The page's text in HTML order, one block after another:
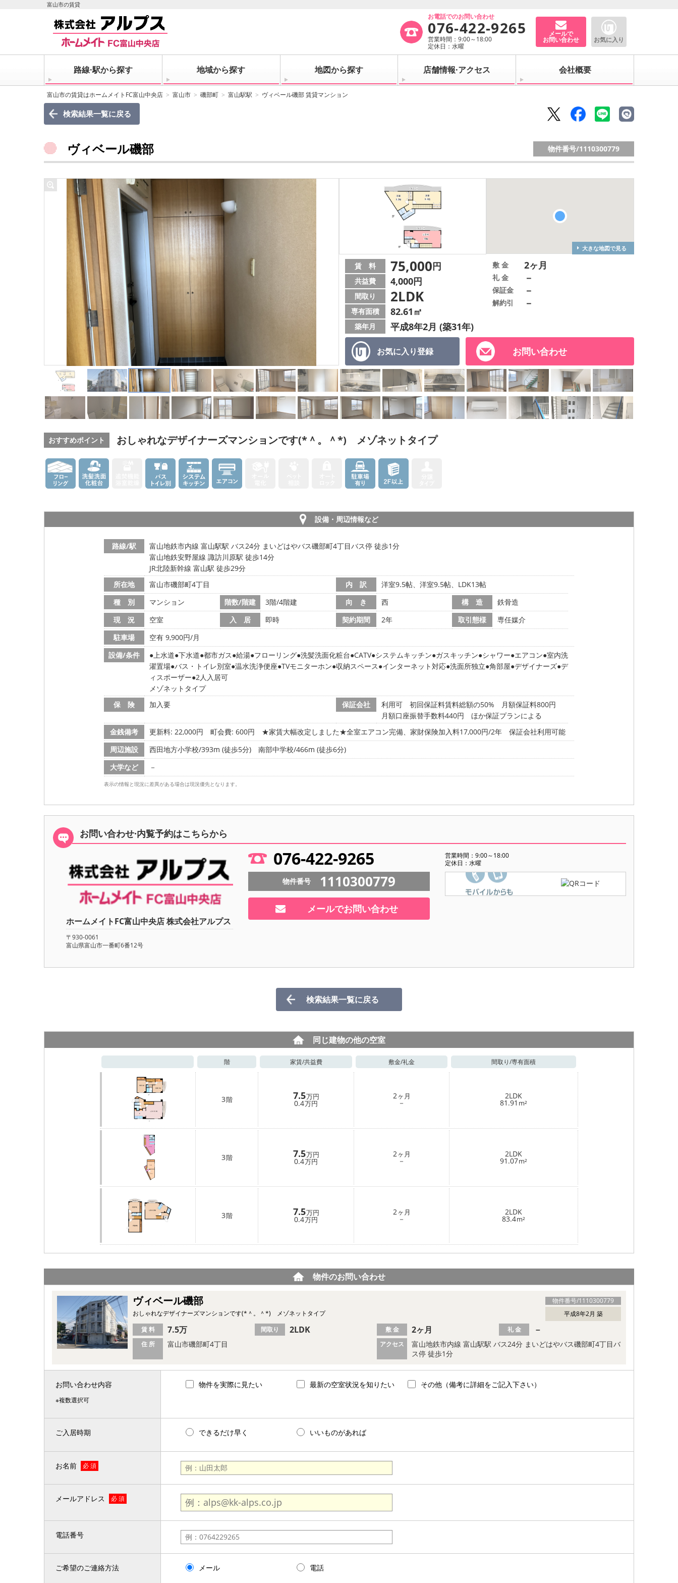
富山市の賃貸
お電話でのお問い合わせ
076-422-9265
営業時間：9:00～18:00
定休日：水曜
メールで
お問い合わせ お気に入り
路線·駅から探す 地域から探す 地図から探す 店舗情報·アクセス 会社概要
富山市の賃貸はホームメイトFC富山中央店 富山市 磯部町 富山駅駅 ヴィベール磯部 賃貸マンション
検索結果一覧に戻る
ヴィベール磯部 物件番号/1110300779
大きな地図で見る
お気に入り登録 お問い合わせ
賃 料 75,000円
共益費 4,000円
間取り 2LDK
専有面積 82.61㎡
築年月 平成8年2月 (築31年)
敷 金 2ヶ月
礼 金 －
保証金 －
解約引 －
おすすめポイント おしゃれなデザイナーズマンションです(*＾。＾*) メゾネットタイプ
設備・周辺情報など
路線/駅
富山地鉄市内線 富山駅駅 バス24分 まいどはやバス磯部町4丁目バス停 徒歩1分
富山地鉄安野屋線 諏訪川原駅 徒歩14分
JR北陸新幹線 富山駅 徒歩29分
所在地
富山市磯部町4丁目 内 訳
洋室9.5帖、洋室9.5帖、LDK13帖
種 別
マンション 階数/階建 3階/4階建 向 き 西 構 造
鉄骨造
現 況
空室 入 居 即時 契約期間 2年 取引態様
専任媒介
駐車場
空有 9,900円/月
設備/条件
上水道 下水道 都市ガス 給湯 フローリング 洗髪洗面化粧台 CATV システムキッチン ガスキッチン シャワー エアコン 室内洗
濯置場 バス・トイレ別室 温水洗浄便座 TVモニターホン 収納スペース インターネット対応 洗面所独立 角部屋 デザイナーズ デ
ィスポーザー 2人入居可
メゾネットタイプ
保 険
加入要 保証会社
利用可 初回保証料賃料総額の50% 月額保証料800円
月額口座振替手数料440円 ほか保証プランによる
金銭備考
更新料: 22,000円 町会費: 600円
★家賃大幅改定しました★全室エアコン完備、家財保険加入料17,000円/2年 保証会社利用可能
周辺施設
西田地方小学校/393m (徒歩5分)
南部中学校/466m (徒歩6分)
大学など
－
表示の情報と現況に差異がある場合は現況優先となります。
お問い合わせ·内覧予約はこちらから
ホームメイトFC富山中央店 株式会社アルプス
〒930-0061
富山県富山市一番町6番12号
076-422-9265
営業時間：9:00～18:00
定休日：水曜
物件番号 1110300779
メールでお問い合わせ
検索結果一覧に戻る
同じ建物の他の空室
階 家賃/共益費 敷金/礼金 間取り/専有面積
3階 7.5万円
0.4万円
2ヶ月
－
2LDK
81.91 m²
3階 7.5万円
0.4万円
2ヶ月
－
2LDK
91.07m²
3階 7.5万円
0.4万円
2ヶ月
－
2LDK
83.4m²
物件のお問い合わせ
物件番号/1110300779
ヴィベール磯部
平成8年2月 築
おしゃれなデザイナーズマンションです(*＾。＾*) メゾネットタイプ
住 所 富山市磯部町4丁目 アクセス
富山地鉄市内線 富山駅駅 バス24分 まいどはやバス磯部町4丁目バ
ス停 徒歩1分
賃 料 7.5万 間取り 2LDK 敷 金 2ヶ月 礼 金 －
お問い合わせ内容
※複数選択可
物件を実際に見たい 最新の空室状況を知りたい その他（備考に詳細をご記入下さい）
ご入居時期 できるだけ早く いいものがあれば
お名前 必 須
メールアドレス 必 須
電話番号
ご希望のご連絡方法 メール 電話